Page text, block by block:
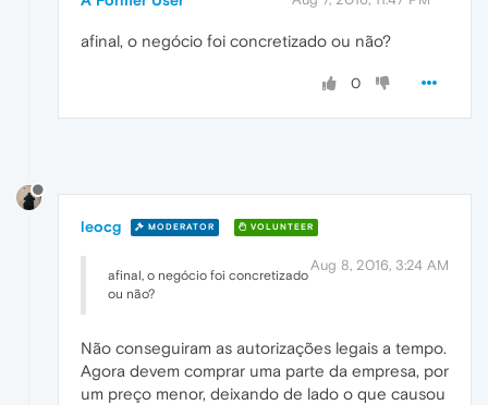
afinal, o negócio foi concretizado ou não?
0
leocg MODERATOR VOLUNTEER
Aug 8, 2016, 3:24 AM
afinal, o negócio foi concretizado
ou não?
Não conseguiram as autorizações legais a tempo.
Agora devem comprar uma parte da empresa, por
um preço menor, deixando de lado o que causou